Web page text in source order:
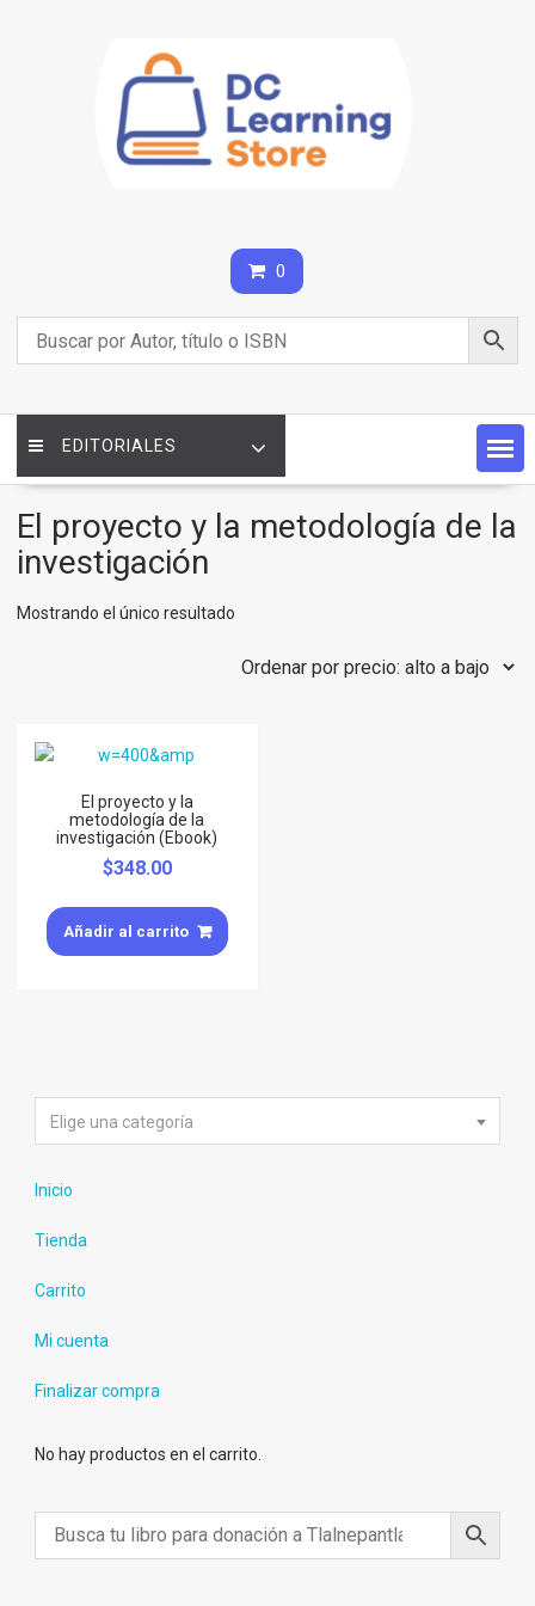
0
EDITORIALES
El proyecto y la metodología de la
investigación
Mostrando el único resultado
El proyecto y la
metodología de la
investigación (Ebook)
$348.00
Añadir al carrito
Elige una categoría
Inicio
Tienda
Carrito
Mi cuenta
Finalizar compra
No hay productos en el carrito.